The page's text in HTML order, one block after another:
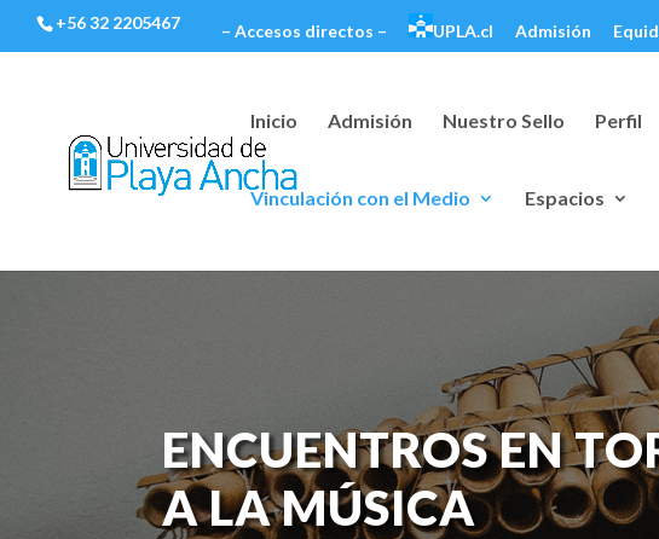
+56 32 2205467 – Accesos directos – UPLA.cl Admisión
Inicio Admisión Nuestro Sello Perfil
Vinculación con el Medio Espacios
ENCUENTROS EN
A LA MÚSICA